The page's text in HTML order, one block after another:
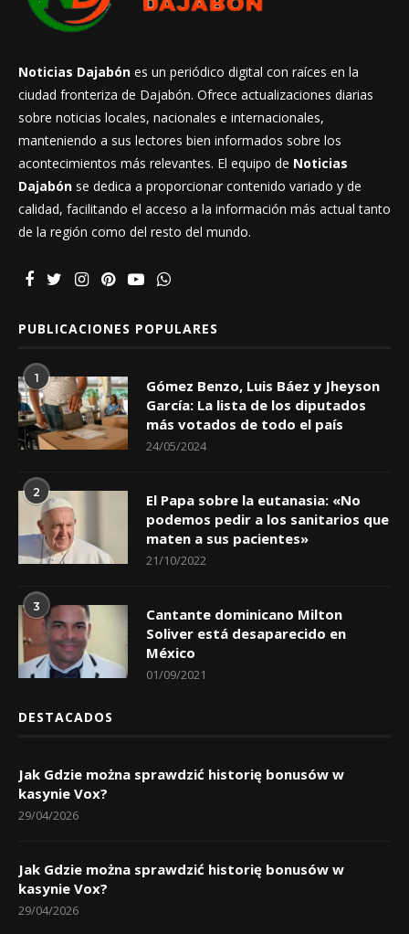
Noticias Dajabón es un periódico digital con raíces en la
ciudad fronteriza de Dajabón. Ofrece actualizaciones diarias
sobre noticias locales, nacionales e internacionales,
manteniendo a sus lectores bien informados sobre los
acontecimientos más relevantes. El equipo de Noticias
Dajabón se dedica a proporcionar contenido variado y de
calidad, facilitando el acceso a la información más actual tanto
de la región como del resto del mundo.
PUBLICACIONES POPULARES
1
Gómez Benzo, Luis Báez y Jheyson
García: La lista de los diputados
más votados de todo el país
24/05/2024
2
El Papa sobre la eutanasia: «No
podemos pedir a los sanitarios que
maten a sus pacientes»
21/10/2022
3
Cantante dominicano Milton
Soliver está desaparecido en
México
01/09/2021
DESTACADOS
Jak Gdzie można sprawdzić historię bonusów w
kasynie Vox?
29/04/2026
Jak Gdzie można sprawdzić historię bonusów w
kasynie Vox?
29/04/2026